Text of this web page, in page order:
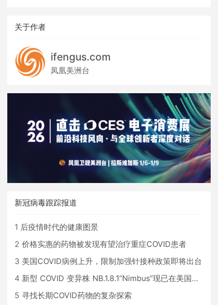
关于作者
ifengus.com
凤凰美洲台
新冠病毒跟踪报道
1 后疫情时代的健康图景
2 价格实惠的药物被发现有望治疗重症COVID患者
3 美国COVID病例上升，限制加强针接种政策即将出台
4 新型 COVID 变异株 NB.1.8.1“Nimbus”现已在美国占据主导地位
5 寻找长期COVID药物的复杂探索